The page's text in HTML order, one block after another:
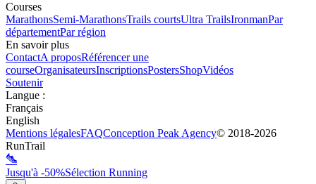
Courses
MarathonsSemi-MarathonsTrails courtsUltra TrailsIronmanPar
départementPar région
En savoir plus
ContactA proposRéférencer une
courseOrganisateursInscriptionsPostersShopVidéos
Soutenir
Langue :
Français
English
Mentions légalesFAQConception Peak Agency© 2018-2026
RunTrail
Jusqu'à -50%Sélection Running